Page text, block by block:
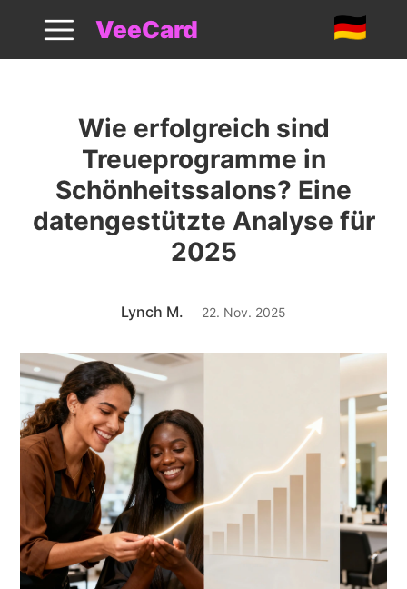
VeeCard
Wie erfolgreich sind
Treueprogramme in
Schönheitssalons? Eine
datengestützte Analyse für
2025
Lynch M. 22. Nov. 2025